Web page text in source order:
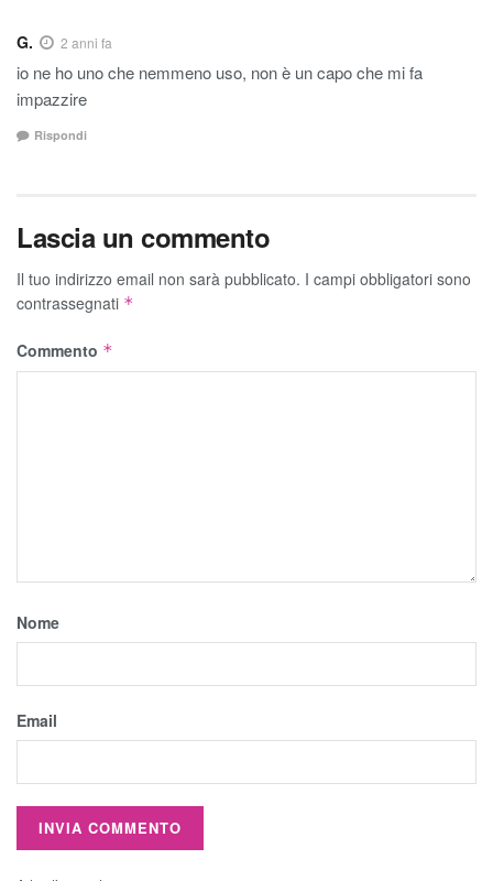
G. 2 anni fa
io ne ho uno che nemmeno uso, non è un capo che mi fa
impazzire
Rispondi
Lascia un commento
Il tuo indirizzo email non sarà pubblicato. I campi obbligatori sono
contrassegnati *
Commento *
Nome
Email